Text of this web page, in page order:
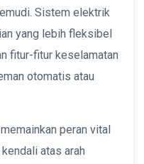
Sistem elektrik
yang lebih fleksibel
fitur-fitur keselamatan
otomatis atau
peran vital
atas arah